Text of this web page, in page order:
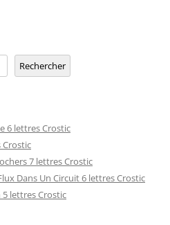
Rechercher
6 lettres Crostic
Crostic
7 lettres Crostic
Dans Un Circuit 6 lettres Crostic
lettres Crostic